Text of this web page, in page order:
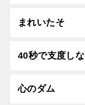
まれいたそ
40秒で支度しな
心のダム